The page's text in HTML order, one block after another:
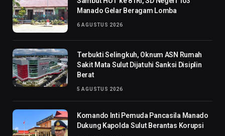
Manado Gelar Beragam Lomba
6 AGUSTUS 2026
Terbukti Selingkuh, Oknum ASN Rumah
Sakit Mata Sulut Dijatuhi Sanksi Disiplin
Berat
5 AGUSTUS 2026
Komando Inti Pemuda Pancasila Manado
Dukung Kapolda Sulut Berantas Korupsi